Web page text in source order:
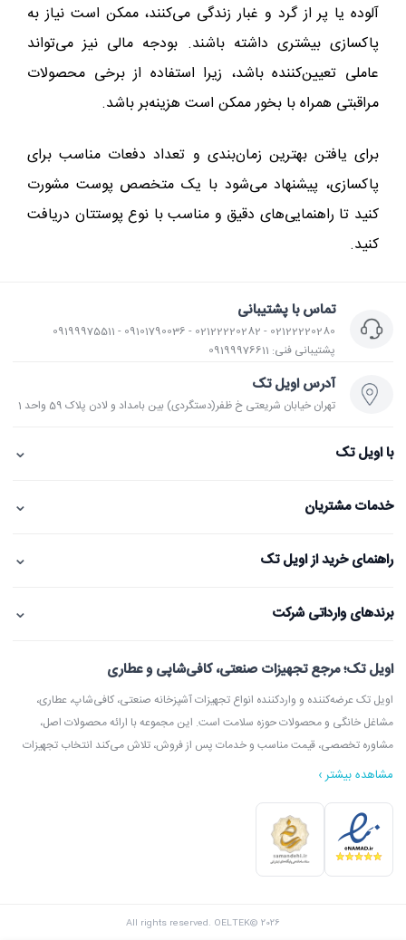
آلوده یا پر از گرد و غبار زندگی می‌کنند، ممکن است نیاز به
پاکسازی بیشتری داشته باشند. بودجه مالی نیز می‌تواند
عاملی تعیین‌کننده باشد، زیرا استفاده از برخی محصولات
مراقبتی همراه با بخور ممکن است هزینه‌بر باشد.
برای یافتن بهترین زمان‌بندی و تعداد دفعات مناسب برای
پاکسازی، پیشنهاد می‌شود با یک متخصص پوست مشورت
کنید تا راهنمایی‌های دقیق و مناسب با نوع پوستتان دریافت
کنید.
تماس با پشتیبانی
02122220280 - 02122220282 - 09101790036 - 09199975511
پشتیبانی فنی: 09199976611
آدرس اویل تک
تهران خیابان شریعتی خ ظفر(دستگردی) بین بامداد و لادن پلاک 59 واحد 1
با اویل تک ⌄
خدمات مشتریان ⌄
راهنمای خرید از اویل تک ⌄
برندهای وارداتی شرکت ⌄
اویل تک؛ مرجع تجهیزات صنعتی، کافی‌شاپی و عطاری
اویل تک عرضه‌کننده و واردکننده انواع تجهیزات آشپزخانه صنعتی، کافی‌شاپ، عطاری،
مشاغل خانگی و محصولات حوزه سلامت است. این مجموعه با ارائه محصولات اصل،
مشاوره تخصصی، قیمت مناسب و خدمات پس از فروش، تلاش می‌کند انتخاب تجهیزات
در اویل تک می‌توانید انواع دستگاه آسیاب عطاری، آسیاب قهوه، دستگاه روغن‌گیری،
ارده‌گیری و کره‌گیری، دستگاه بخور، بویلر آب جوش، اسپرسوساز، گریل، سرخ‌کن، خمیرگیر،
پشتیبانی واقعی، گزینه‌ای مطمئن برای خرید تجهیزات صنعتی و فروشگاهی محسوب
مشاهده بیشتر ›
All rights reserved. OELTEK© 2026